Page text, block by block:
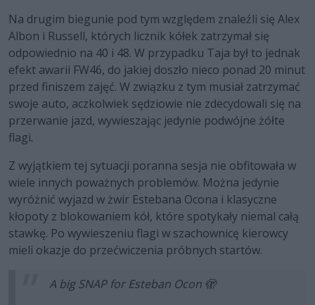
Na drugim biegunie pod tym względem znaleźli się Alex
Albon i Russell, których licznik kółek zatrzymał się
odpowiednio na 40 i 48. W przypadku Taja był to jednak
efekt awarii FW46, do jakiej doszło nieco ponad 20 minut
przed finiszem zajęć. W związku z tym musiał zatrzymać
swoje auto, aczkolwiek sędziowie nie zdecydowali się na
przerwanie jazd, wywieszając jedynie podwójne żółte
flagi.
Z wyjątkiem tej sytuacji poranna sesja nie obfitowała w
wiele innych poważnych problemów. Można jedynie
wyróżnić wyjazd w żwir Estebana Ocona i klasyczne
kłopoty z blokowaniem kół, które spotykały niemal całą
stawkę. Po wywieszeniu flagi w szachownicę kierowcy
mieli okazje do przećwiczenia próbnych startów.
A big SNAP for Esteban Ocon 🫣